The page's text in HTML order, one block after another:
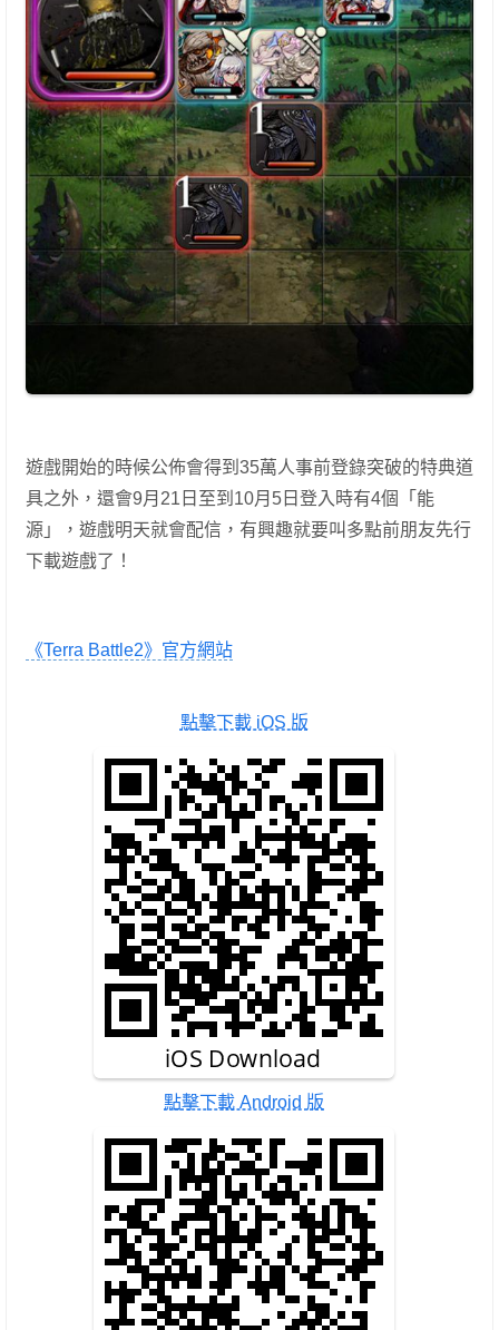
遊戲開始的時候公佈會得到35萬人事前登錄突破的特典道
具之外，還會9月21日至到10月5日登入時有4個「能
源」，遊戲明天就會配信，有興趣就要叫多點前朋友先行
下載遊戲了！
《Terra Battle2》官方網站
點擊下載 iOS 版
點擊下載 Android 版